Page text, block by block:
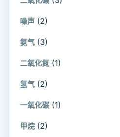
噪声 (2)
氨气 (3)
二氧化氮 (1)
氢气 (2)
一氧化碳 (1)
甲烷 (2)